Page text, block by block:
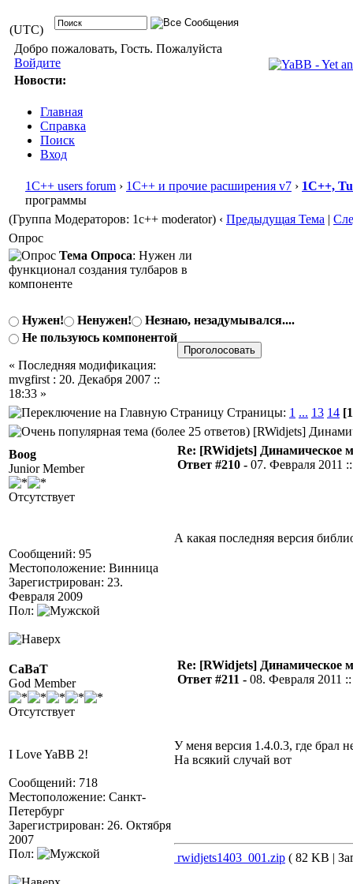
(UTC)
Добро пожаловать, Гость. Пожалуйста
Войдите
Новости:
Главная
Справка
Поиск
Вход
1С++ users forum › 1С++ и прочие расширения v7 › 1С++,
программы
(Группа Модераторов: 1c++ moderator) ‹ Предыдущая Тема |
Опрос
Тема Опроса: Нужен ли
функционал создания тулбаров в
компоненте
Нужен! Ненужен!
Незнаю, незадумывался....
Не пользуюсь компонентой
« Последняя модификация:
mvgfirst : 20. Декабря 2007 ::
18:33 »
Страницы: 1 ... 13 14
[RWidjets]
Boog
Junior Member
Отсутствует
Сообщений: 95
Местоположение: Винница
Зарегистрирован: 23.
Февраля 2009
Пол:
Re: [RWidjets] Динамическое
Ответ #210 - 07. Февраля 2011
А какая последняя версия
CaBaT
God Member
Отсутствует
I Love YaBB 2!
Сообщений: 718
Местоположение: Санкт-
Петербург
Зарегистрирован: 26. Октября
2007
Пол:
Re: [RWidjets] Динамическое
Ответ #211 - 08. Февраля 2011
У меня версия 1.4.0.3, где брал
На всякий случай вот
rwidjets1403_001.zip ( 82 KB |